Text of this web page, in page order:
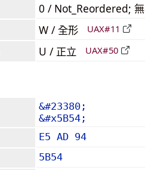
0 / Not_Reordered; 無
W / 全形 UAX#11
U / 正立 UAX#50
&#23380;
&#x5B54;
E5 AD 94
5B54